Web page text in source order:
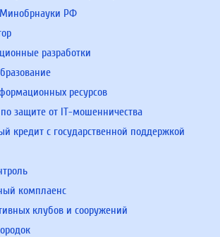
РФ
разработки
ресурсов
защите от IT-мошенничества
кредит с государственной поддержкой
комплаенс
клубов и сооружений